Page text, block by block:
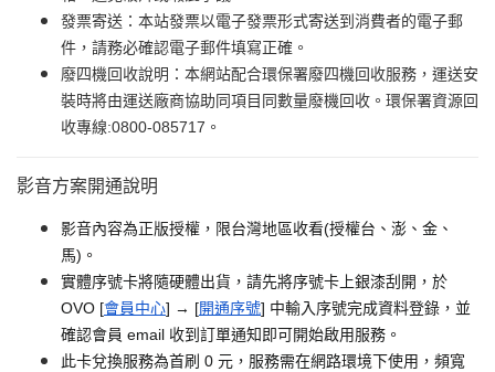
發票寄送：本站發票以電子發票形式寄送到消費者的電子郵
件，請務必確認電子郵件填寫正確。
廢四機回收說明：本網站配合環保署廢四機回收服務，運送安
裝時將由運送廠商協助同項目同數量廢機回收。環保署資源回
收專線:0800-085717。
影音方案開通說明
影音內容為正版授權，限台灣地區收看(授權台、澎、金、
馬)。
實體序號卡將隨硬體出貨，請先將序號卡上銀漆刮開，於
OVO [會員中心] → [開通序號] 中輸入序號完成資料登錄，並
確認會員 email 收到訂單通知即可開始啟用服務。
此卡兌換服務為首刷 0 元，服務需在網路環境下使用，頻寬